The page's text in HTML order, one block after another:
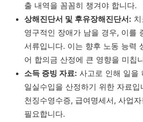
출 내역을 꼼꼼히 챙겨야 합니다.
상해진단서 및 후유장해진단서:
영구적인 장애가 남을 경우, 이를
서류입니다. 이는 향후 노동 능력
어 합의금 산정에 큰 영향을 미칩
소득 증빙 자료: 사고로 인해 일을
일실수입을 산정하기 위한 자료입
천징수영수증, 급여명세서, 사업
필요합니다.